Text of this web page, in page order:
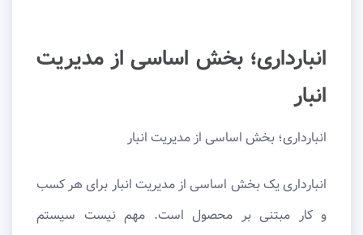
انبارداری؛ بخش اساسی از مدیریت
انبار
انبارداری؛ بخش اساسی از مدیریت انبار
انبارداری یک بخش اساسی از مدیریت انبار برای هر کسب
و کار مبتنی بر محصول است. مهم نیست سیستم